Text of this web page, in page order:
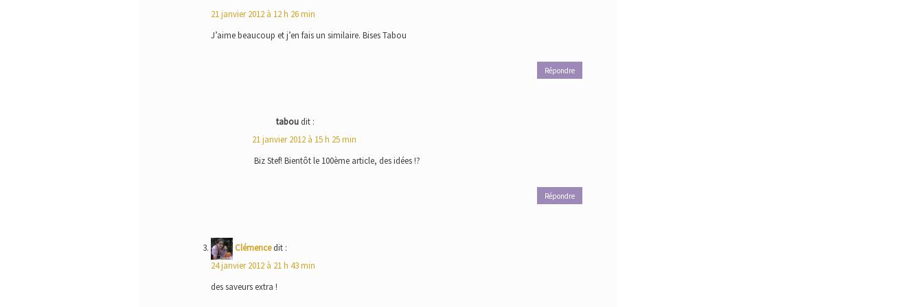
21 janvier 2012 à 12 h 26 min
J’aime beaucoup et j’en fais un similaire. Bises Tabou
Répondre
tabou dit :
21 janvier 2012 à 15 h 25 min
Biz Stef! Bientôt le 100ème article, des idées !?
Répondre
Clémence dit :
24 janvier 2012 à 21 h 43 min
des saveurs extra !